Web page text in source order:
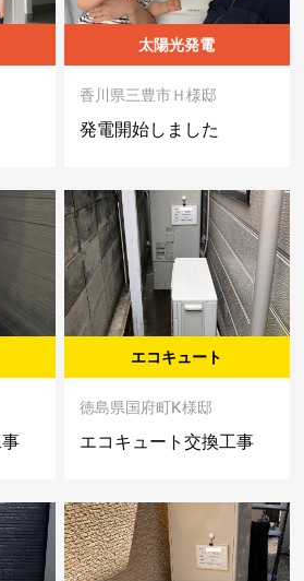
太陽光発電
香川県三豊市Ｈ様邸
発電開始しました
エコキュート
徳島県国府町K様邸
エコキュート交換工事